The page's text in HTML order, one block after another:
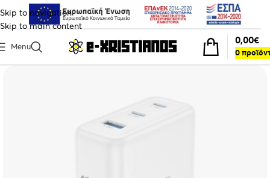
Skip to navigation
Skip to main content
Menu
0
0,00€